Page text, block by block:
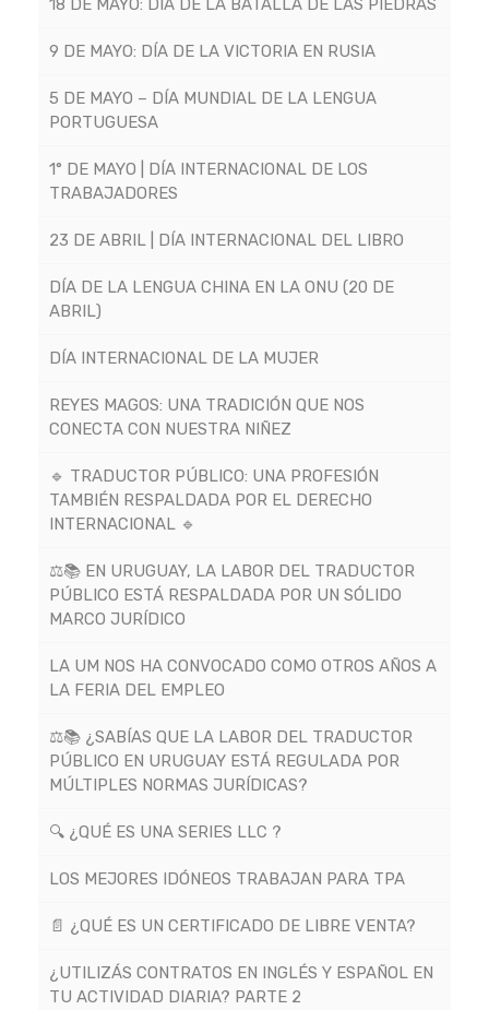
18 DE MAYO: DÍA DE LA BATALLA DE LAS PIEDRAS
9 DE MAYO: DÍA DE LA VICTORIA EN RUSIA
5 DE MAYO – DÍA MUNDIAL DE LA LENGUA
PORTUGUESA
1° DE MAYO | DÍA INTERNACIONAL DE LOS
TRABAJADORES
23 DE ABRIL | DÍA INTERNACIONAL DEL LIBRO
DÍA DE LA LENGUA CHINA EN LA ONU (20 DE
ABRIL)
DÍA INTERNACIONAL DE LA MUJER
REYES MAGOS: UNA TRADICIÓN QUE NOS
CONECTA CON NUESTRA NIÑEZ
🔹 TRADUCTOR PÚBLICO: UNA PROFESIÓN
TAMBIÉN RESPALDADA POR EL DERECHO
INTERNACIONAL 🔹
⚖️📚 EN URUGUAY, LA LABOR DEL TRADUCTOR
PÚBLICO ESTÁ RESPALDADA POR UN SÓLIDO
MARCO JURÍDICO
LA UM NOS HA CONVOCADO COMO OTROS AÑOS A
LA FERIA DEL EMPLEO
⚖️📚 ¿SABÍAS QUE LA LABOR DEL TRADUCTOR
PÚBLICO EN URUGUAY ESTÁ REGULADA POR
MÚLTIPLES NORMAS JURÍDICAS?
🔍 ¿QUÉ ES UNA SERIES LLC ?
LOS MEJORES IDÓNEOS TRABAJAN PARA TPA
📄 ¿QUÉ ES UN CERTIFICADO DE LIBRE VENTA?
¿UTILIZÁS CONTRATOS EN INGLÉS Y ESPAÑOL EN
TU ACTIVIDAD DIARIA? PARTE 2